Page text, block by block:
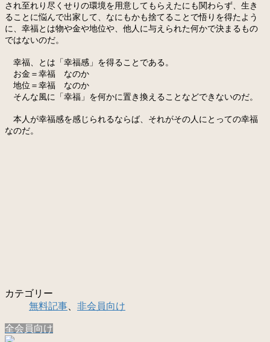
され至れり尽くせりの環境を用意してもらえたにも関わらず、生き
ることに悩んで出家して、なにもかも捨てることで悟りを得たよう
に、幸福とは物や金や地位や、他人に与えられた何かで決まるもの
ではないのだ。
幸福、とは「幸福感」を得ることである。
お金＝幸福 なのか
地位＝幸福 なのか
そんな風に「幸福」を何かに置き換えることなどできないのだ。
本人が幸福感を感じられるならば、それがその人にとっての幸福
なのだ。
カテゴリー
無料記事
非会員向け
全会員向け